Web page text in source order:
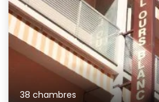
38 chambres